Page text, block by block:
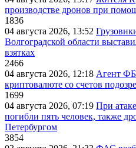
производстве дронов при
1836
04 августа 2026, 13:52
Волгоградской области
взятках
2466
04 августа 2026, 12:18 Агент
криптовалюте со счетов
1699
04 августа 2026, 07:19 При
погибли пять человек, также
Петербургом
3854